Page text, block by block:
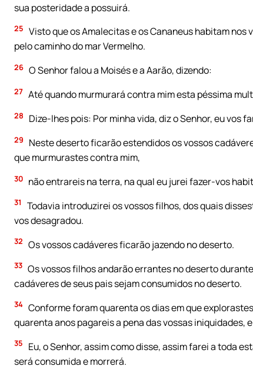
sua posteridade a possuirá.
25 Visto que os Amalecitas e os Cananeus habitam
pelo caminho do mar Vermelho.
26 O Senhor falou a Moisés e a Aarão, dizendo:
27 Até quando murmurará contra mim esta péssima
28 Dize-lhes pois: Por minha vida, diz o Senhor, eu vos
29
Neste deserto ficarão estendidos os vossos
que murmurastes contra mim,
30 não entrareis na terra, na quaI eu jurei fazer-vos
31
Todavia introduzirei os vossos filhos, dos quais
vos desagradou.
32 Os vossos cadáveres ficarão jazendo no deserto.
33 Os vossos filhos andarão errantes no deserto
cadáveres de seus pais sejam consumidos no deserto.
34 Conforme foram quarenta os dias em que
quarenta anos pagareis a pena das vossas iniquidades,
35
Eu, o Senhor, assim como disse, assim farei a toda
será consumida e morrerá.